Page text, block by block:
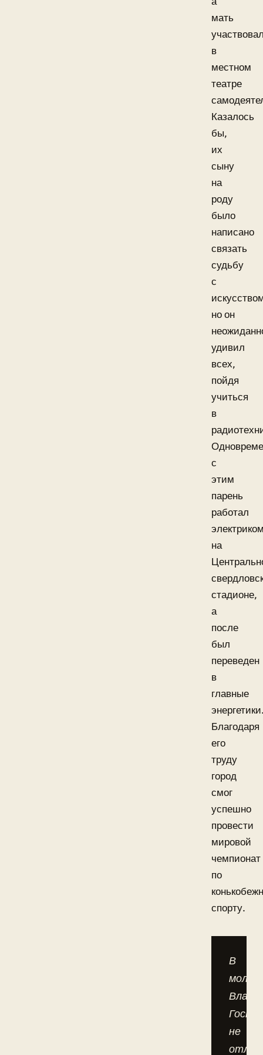
мать
в
местном
театре
Казалось
бы,
их
сыну
на
роду
было
написано
связать
судьбу
с
но он
удивил
всех,
пойдя
учиться
в
с
этим
парень
работал
на
стадионе,
а
после
был
переведен
в
главные
Благодаря
его
труду
город
смог
успешно
провести
мировой
чемпионат
по
спорту.
В
не